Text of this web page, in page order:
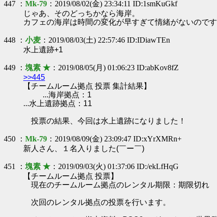
447 ： Mk-79 ：2019/08/02(金) 23:34:11 ID:1smKuGkf
じゃあ、そのどっちかなら海岸。
カフェの海岸は時間の変化が早すぎて情緒がないので
448 ： 小麦 ：2019/08/03(土) 22:57:46 ID:IDiawTEn
水上遺跡+1
449 ： 塊素 ★ ：2019/08/05(月) 01:06:23 ID:abKov8fZ
>>445
【チームルーム拠点 投票 集計結果】
...海岸拠点：1
...水上遺跡拠点：11
投票の結果、今回は水上遺跡になりました！
450 ： Mk-79 ：2019/08/09(金) 23:09:47 ID:xYrXMRn+
新人さん、１名入りました(￣ー￣)ゝ
451 ： 塊素 ★ ：2019/09/03(火) 01:37:06 ID:/ekLfHqG
【チームルーム拠点 投票】
現在のチームルーム拠点のレンタル期限：期限切れ
次回のレンタル拠点の投票を行います。